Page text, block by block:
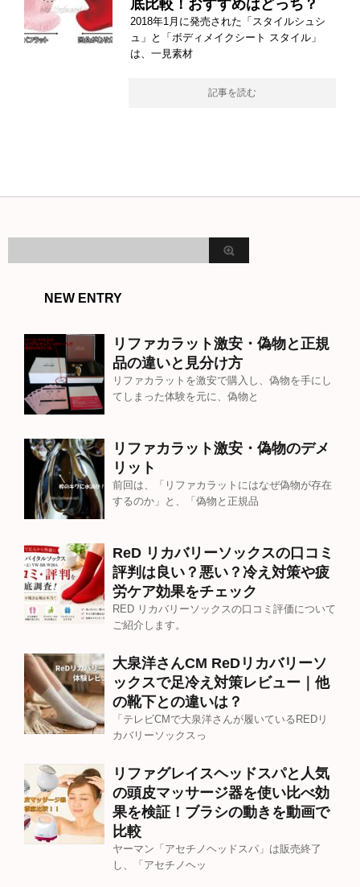
底比較！おすすめはどっち？
2018年1月に発売された「スタイルシュシ
ュ」と「ボディメイクシート スタイル」
は、一見素材
記事を読む
NEW ENTRY
リファカラット激安・偽物と正規
品の違いと見分け方
リファカラットを激安で購入し、偽物を手にし
てしまった体験を元に、偽物と
リファカラット激安・偽物のデメ
リット
前回は、「リファカラットにはなぜ偽物が存在
するのか」と、「偽物と正規品
ReD リカバリーソックスの口コミ
評判は良い？悪い？冷え対策や疲
労ケア効果をチェック
RED リカバリーソックスの口コミ評価について
ご紹介します。
大泉洋さんCM ReDリカバリーソ
ックスで足冷え対策レビュー｜他
の靴下との違いは？
「テレビCMで大泉洋さんが履いているREDリ
カバリーソックスっ
リファグレイスヘッドスパと人気
の頭皮マッサージ器を使い比べ効
果を検証！ブラシの動きを動画で
比較
ヤーマン「アセチノヘッドスパ」は販売終了
し、「アセチノヘッ